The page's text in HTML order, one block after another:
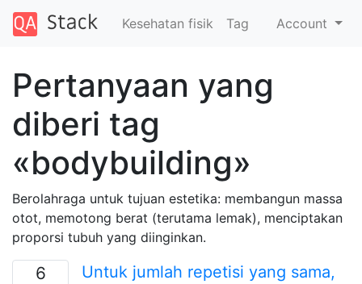
Kesehatan fisik Tag Account
Pertanyaan yang
diberi tag
«bodybuilding»
Berolahraga untuk tujuan estetika: membangun massa
otot, memotong berat (terutama lemak), menciptakan
proporsi tubuh yang diinginkan.
6
Untuk jumlah repetisi yang sama,